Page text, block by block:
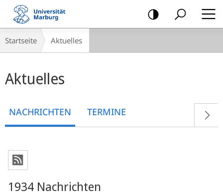
Mobile-
Navigation
Breadcrumb-
Navigation
Startseite Aktuelles
Aktuelles
NACHRICHTEN TERMINE
1934 Nachrichten